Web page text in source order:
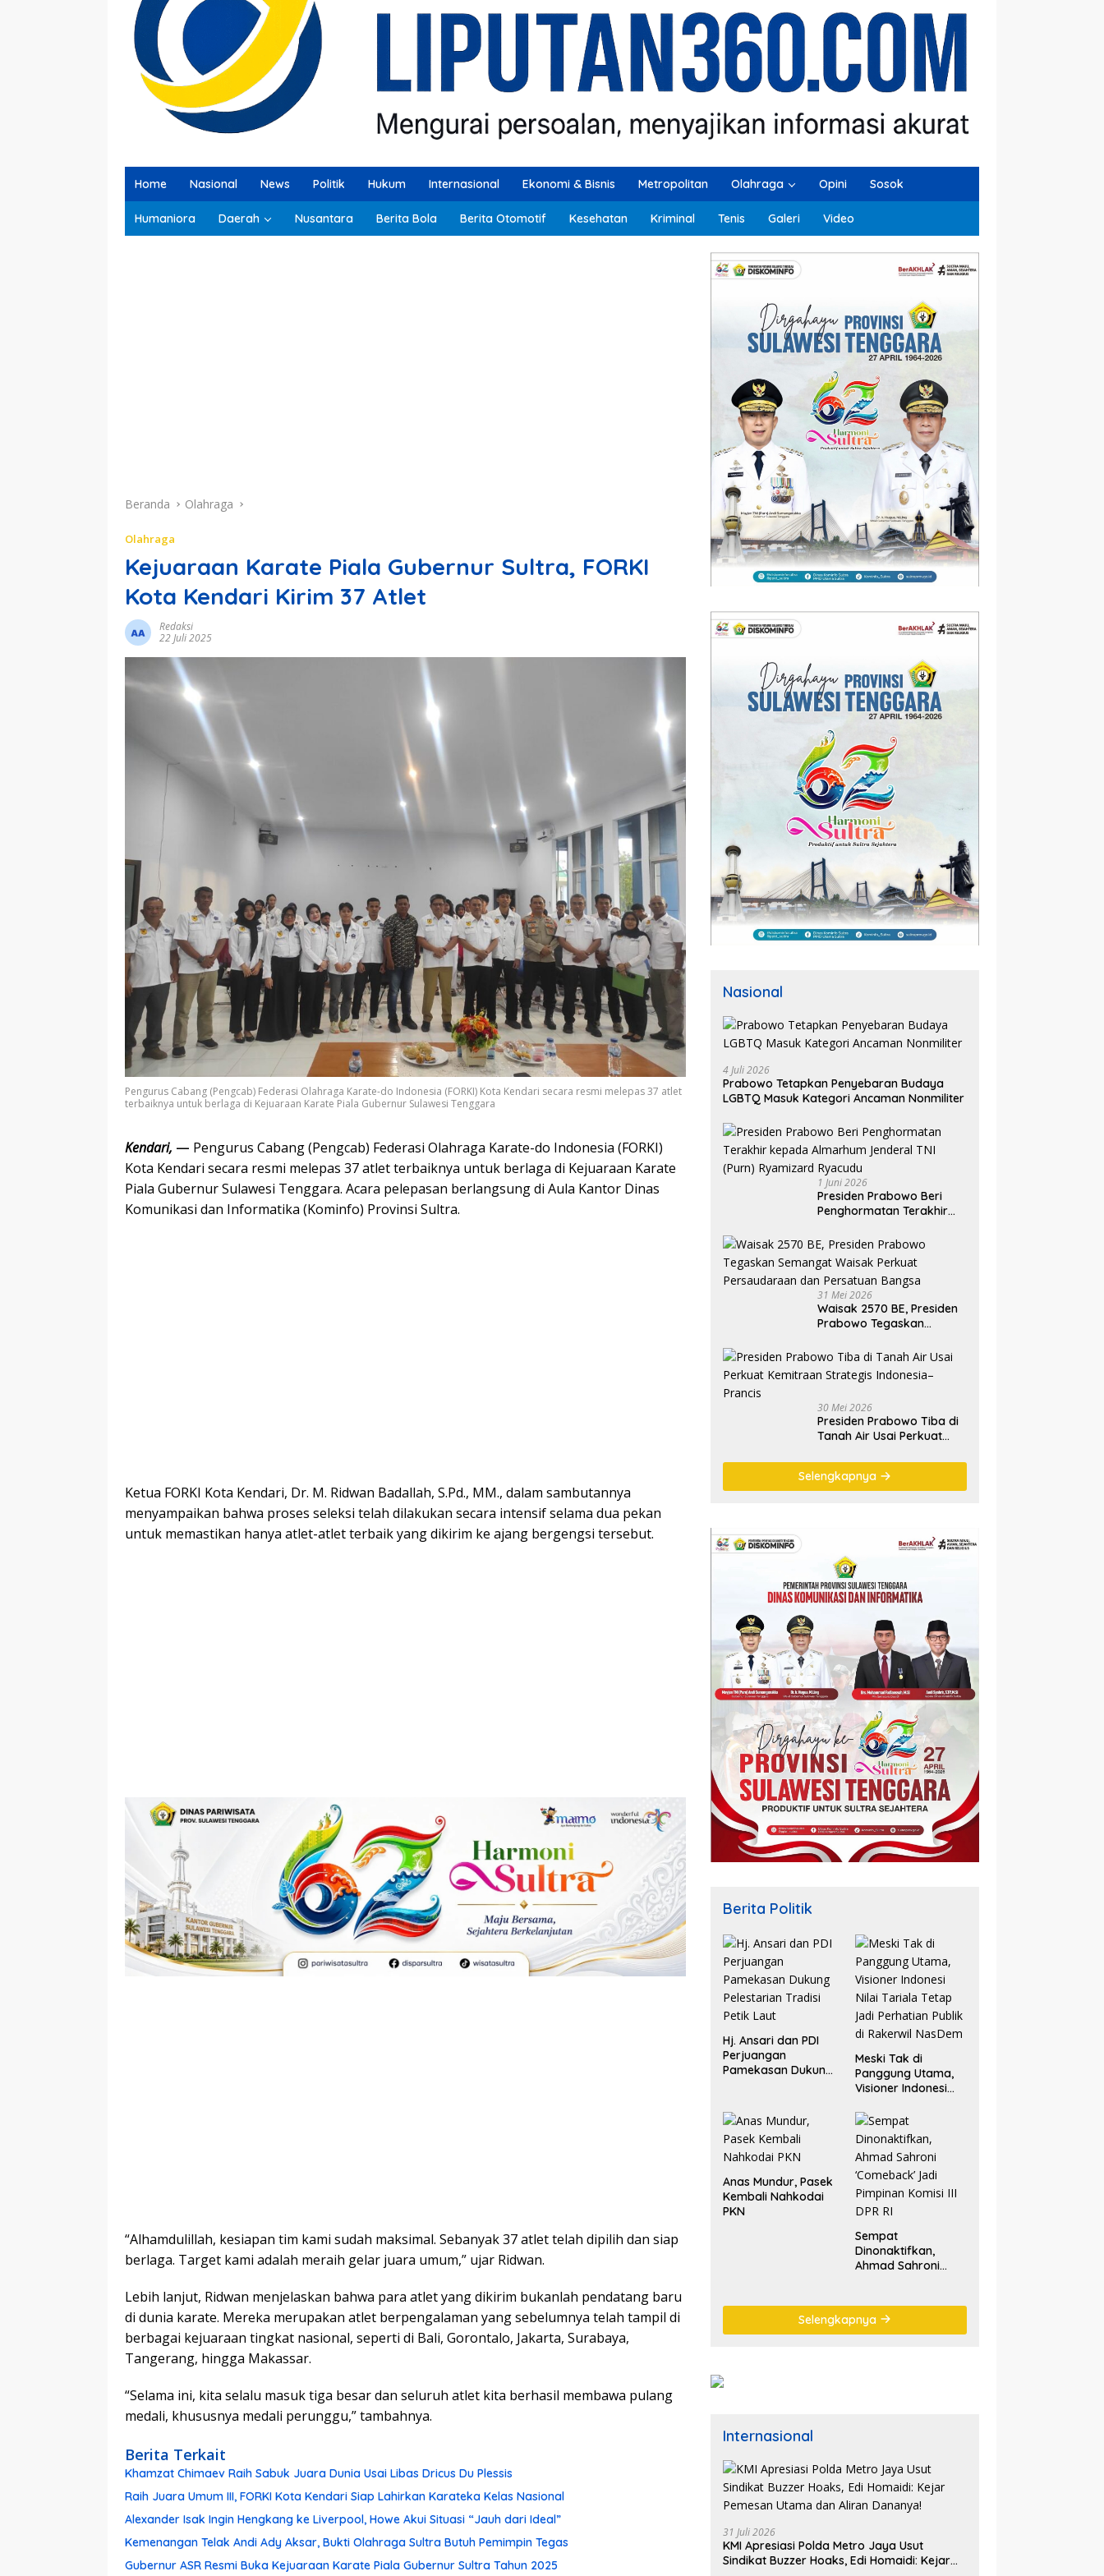
Home Nasional News Politik Hukum Internasional Ekonomi & Bisnis Metropolitan Olahraga Opini Sosok
Humaniora Daerah Nusantara Berita Bola Berita Otomotif Kesehatan Kriminal Tenis Galeri Video
Beranda Olahraga
Olahraga
Kejuaraan Karate Piala Gubernur Sultra, FORKI
Kota Kendari Kirim 37 Atlet
Redaksi
22 Juli 2025
Pengurus Cabang (Pengcab) Federasi Olahraga Karate-do Indonesia (FORKI) Kota Kendari secara resmi melepas 37 atlet
terbaiknya untuk berlaga di Kejuaraan Karate Piala Gubernur Sulawesi Tenggara
Kendari, — Pengurus Cabang (Pengcab) Federasi Olahraga Karate-do Indonesia (FORKI)
Kota Kendari secara resmi melepas 37 atlet terbaiknya untuk berlaga di Kejuaraan Karate
Piala Gubernur Sulawesi Tenggara. Acara pelepasan berlangsung di Aula Kantor Dinas
Komunikasi dan Informatika (Kominfo) Provinsi Sultra.
Ketua FORKI Kota Kendari, Dr. M. Ridwan Badallah, S.Pd., MM., dalam sambutannya
menyampaikan bahwa proses seleksi telah dilakukan secara intensif selama dua pekan
untuk memastikan hanya atlet-atlet terbaik yang dikirim ke ajang bergengsi tersebut.
“Alhamdulillah, kesiapan tim kami sudah maksimal. Sebanyak 37 atlet telah dipilih dan siap
berlaga. Target kami adalah meraih gelar juara umum,” ujar Ridwan.
Lebih lanjut, Ridwan menjelaskan bahwa para atlet yang dikirim bukanlah pendatang baru
di dunia karate. Mereka merupakan atlet berpengalaman yang sebelumnya telah tampil di
berbagai kejuaraan tingkat nasional, seperti di Bali, Gorontalo, Jakarta, Surabaya,
Tangerang, hingga Makassar.
“Selama ini, kita selalu masuk tiga besar dan seluruh atlet kita berhasil membawa pulang
medali, khususnya medali perunggu,” tambahnya.
Berita Terkait
Khamzat Chimaev Raih Sabuk Juara Dunia Usai Libas Dricus Du Plessis
Raih Juara Umum III, FORKI Kota Kendari Siap Lahirkan Karateka Kelas Nasional
Alexander Isak Ingin Hengkang ke Liverpool, Howe Akui Situasi “Jauh dari Ideal”
Kemenangan Telak Andi Ady Aksar, Bukti Olahraga Sultra Butuh Pemimpin Tegas
Gubernur ASR Resmi Buka Kejuaraan Karate Piala Gubernur Sultra Tahun 2025
Nasional
4 Juli 2026
Prabowo Tetapkan Penyebaran Budaya
LGBTQ Masuk Kategori Ancaman Nonmiliter
1 Juni 2026
Presiden Prabowo Beri
Penghormatan Terakhir
Jenderal TNI (Purn)
Ryamizard Ryacudu
31 Mei 2026
Waisak 2570 BE, Presiden
Prabowo Tegaskan
Persaudaraan dan
Persatuan Bangsa
30 Mei 2026
Presiden Prabowo Tiba di
Tanah Air Usai Perkuat
Indonesia–Prancis
Selengkapnya
Berita Politik
Hj. Ansari dan PDI
Perjuangan
Pamekasan Dukung
Meski Tak di
Panggung Utama,
Visioner Indonesi
Jadi Perhatian
Publik di Rakerwil
NasDem
Anas Mundur, Pasek
Kembali Nahkodai
PKN
Sempat
Dinonaktifkan,
Ahmad Sahroni
DPR RI
Selengkapnya
Internasional
31 Juli 2026
KMI Apresiasi Polda Metro Jaya Usut
Sindikat Buzzer Hoaks, Edi Homaidi: Kejar